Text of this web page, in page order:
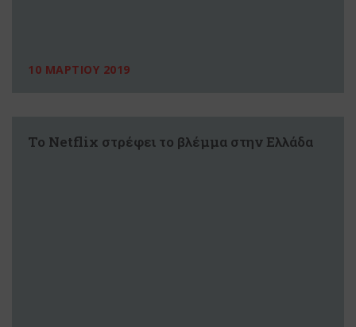
10 ΜΑΡΤΙΟΥ 2019
Το Netflix στρέφει το βλέμμα στην Ελλάδα